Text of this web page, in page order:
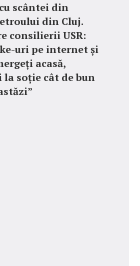
scântei din
din Cluj.
consilierii USR:
uri pe internet și
acasă,
la soție cât de bun